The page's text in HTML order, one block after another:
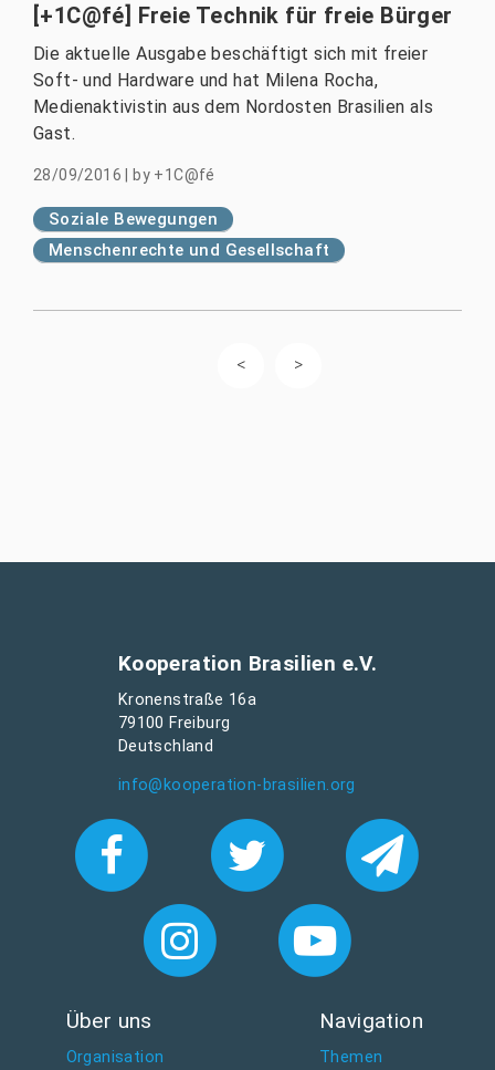
[+1C@fé] Freie Technik für freie Bürger
Die aktuelle Ausgabe beschäftigt sich mit freier
Soft- und Hardware und hat Milena Rocha,
Medienaktivistin aus dem Nordosten Brasilien als
Gast.
28/09/2016 by +1C@fé
Soziale Bewegungen
Menschenrechte und Gesellschaft
Kooperation Brasilien e.V.
Kronenstraße 16a
79100 Freiburg
Deutschland
info@kooperation-brasilien.org
Über uns
Organisation
Navigation
Themen